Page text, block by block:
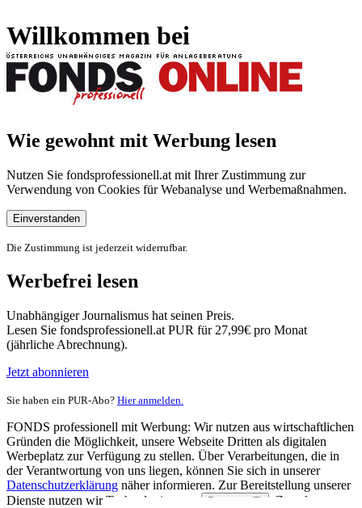
Willkommen bei
Wie gewohnt mit Werbung lesen
Nutzen Sie fondsprofessionell.at mit Ihrer Zustimmung zur
Verwendung von Cookies für Webanalyse und Werbemaßnahmen.
Einverstanden
Die Zustimmung ist jederzeit widerrufbar.
Werbefrei lesen
Unabhängiger Journalismus hat seinen Preis.
Lesen Sie fondsprofessionell.at PUR für 27,99€ pro Monat
(jährliche Abrechnung).
Jetzt abonnieren
Sie haben ein PUR-Abo? Hier anmelden.
FONDS professionell mit Werbung: Wir nutzen aus wirtschaftlichen
Gründen die Möglichkeit, unsere Webseite Dritten als digitalen
Werbeplatz zur Verfügung zu stellen. Über Verarbeitungen, die in
der Verantwortung von uns liegen, können Sie sich in unserer
Datenschutzerklärung näher informieren. Zur Bereitstellung unserer
Dienste nutzen wir Technologien von
Partnern (5)
. Zwecke: